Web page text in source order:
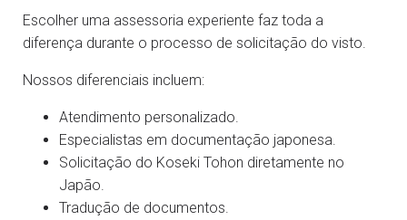
Escolher uma assessoria experiente faz toda a
diferença durante o processo de solicitação do visto.
Nossos diferenciais incluem:
Atendimento personalizado.
Especialistas em documentação japonesa.
Solicitação do Koseki Tohon diretamente no
Japão.
Tradução de documentos.